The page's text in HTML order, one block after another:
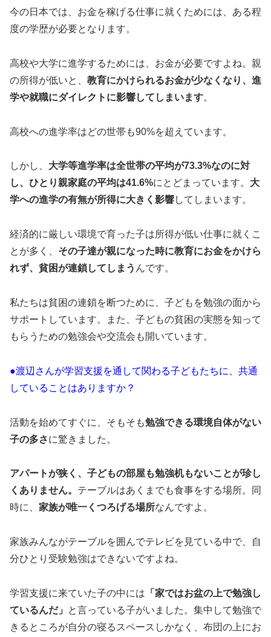
今の日本では、お金を稼げる仕事に就くためには、ある程
度の学歴が必要となります。
高校や大学に進学するためには、お金が必要ですよね。親
の所得が低いと、 教育にかけられるお金が少なくなり、進
学や就職にダイレクトに影響してしまいます。
高校への進学率はどの世帯も90%を超えています。
しかし、 大学等進学率は全世帯の平均が73.3%なのに対
し、ひとり親家庭の平均は41.6%にとどまっています。 大
学への進学の有無が所得に大きく影響してしまいます。
経済的に厳しい環境で育った子は所得が低い仕事に就くこ
とが多く、 その子達が親になった時に教育にお金をかけら
れず、貧困が連鎖してしまう んです。
私たちは貧困の連鎖を断つために、子どもを勉強の面から
サポートしています。また、子どもの貧困の実態を知って
もらうための勉強会や交流会も開いています。
●渡辺さんが学習支援を通して関わる子どもたちに、共通
していることはありますか？
活動を始めてすぐに、そもそも勉強できる環境自体がない
子の多さに驚きました。
アパートが狭く、子どもの部屋も勉強机もないことが珍し
くありません。 テーブルはあくまでも食事をする場所。同
時に、 家族が唯一くつろげる場所なんですよ。
家族みんながテーブルを囲んでテレビを見ている中で、自
分ひとり受験勉強はできないですよね。
学習支援に来ていた子の中には 「家ではお盆の上で勉強し
ているんだ」
と言っている子がいました。集中して勉強で
きるところが自分の寝るスペースしかなく、布団の上にお